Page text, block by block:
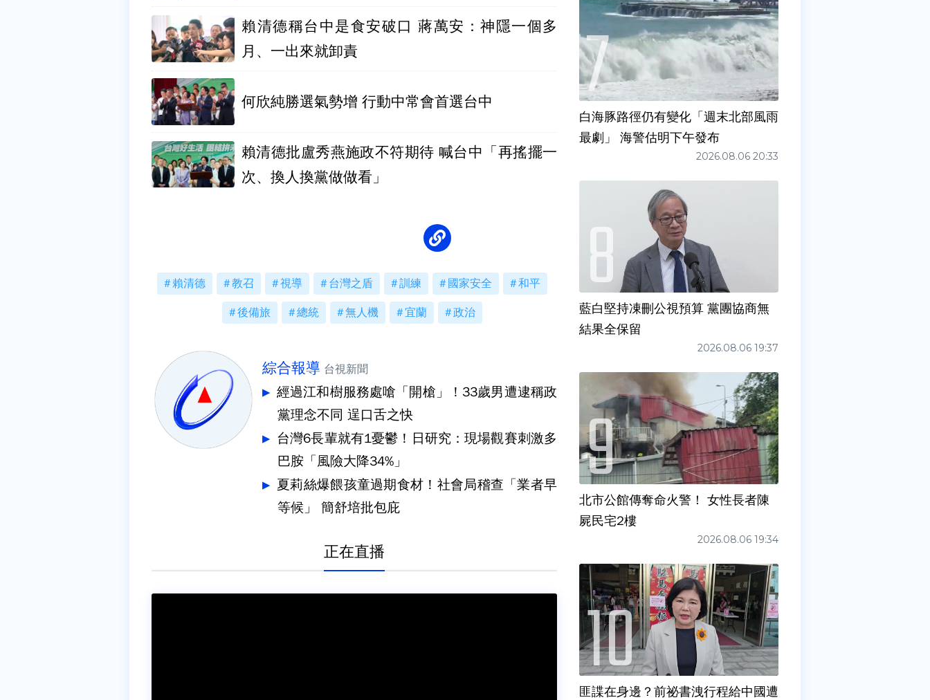
賴清德稱台中是食安破口 蔣萬安：神隱一個多
月、一出來就卸責
何欣純勝選氣勢增 行動中常會首選台中
賴清德批盧秀燕施政不符期待 喊台中「再搖擺一
次、換人換黨做做看」
賴清德 教召 視導 台灣之盾 訓練 國家安全 和平
後備旅 總統 無人機 宜蘭 政治
綜合報導 台視新聞
經過江和樹服務處嗆「開槍」！33歲男遭逮稱政
黨理念不同 逞口舌之快
台灣6長輩就有1憂鬱！日研究：現場觀賽刺激多
巴胺「風險大降34%」
夏莉絲爆餵孩童過期食材！社會局稽查「業者早
等候」 簡舒培批包庇
正在直播
白海豚路徑仍有變化「週末北部風雨
最劇」 海警估明下午發布
2026.08.06 20:33
藍白堅持凍刪公視預算 黨團協商無
結果全保留
2026.08.06 19:37
北市公館傳奪命火警！ 女性長者陳
屍民宅2樓
2026.08.06 19:34
匪諜在身邊？前祕書洩行程給中國遭